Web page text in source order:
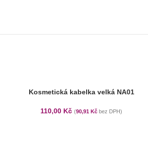
Kosmetická kabelka velká NA01
110,00 Kč (90,91Kč bez DPH)